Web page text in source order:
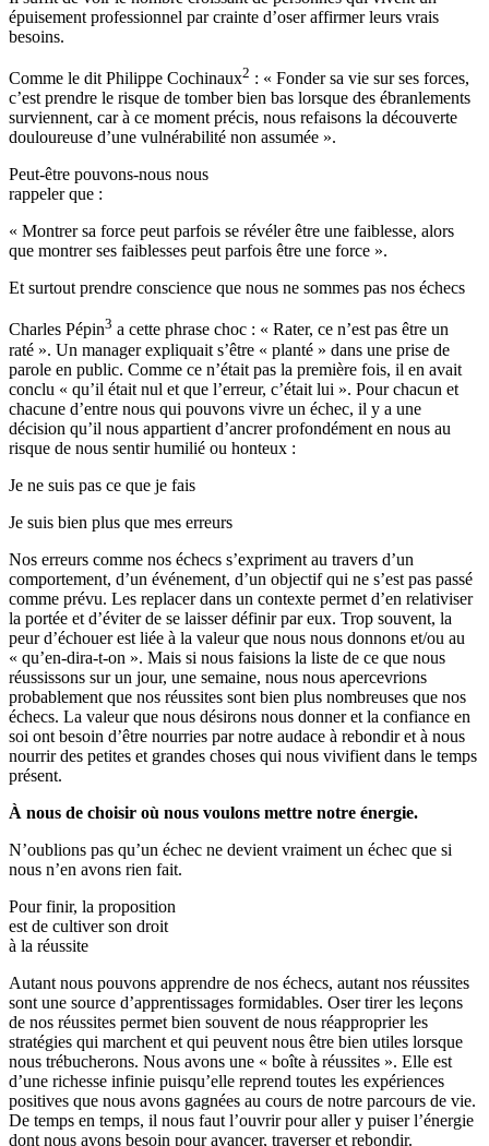
épuisement professionnel par crainte d’oser affirmer leurs vrais
besoins.
Comme le dit Philippe Cochinaux2 : « Fonder sa vie sur ses forces,
c’est prendre le risque de tomber bien bas lorsque des ébranlements
surviennent, car à ce moment précis, nous refaisons la découverte
douloureuse d’une vulnérabilité non assumée ».
Peut-être pouvons-nous nous
rappeler que :
« Montrer sa force peut parfois se révéler être une faiblesse, alors
que montrer ses faiblesses peut parfois être une force ».
Et surtout prendre conscience que nous ne sommes pas nos échecs
Charles Pépin3 a cette phrase choc : « Rater, ce n’est pas être un
raté ». Un manager expliquait s’être « planté » dans une prise de
parole en public. Comme ce n’était pas la première fois, il en avait
conclu « qu’il était nul et que l’erreur, c’était lui ». Pour chacun et
chacune d’entre nous qui pouvons vivre un échec, il y a une
décision qu’il nous appartient d’ancrer profondément en nous au
risque de nous sentir humilié ou honteux :
Je ne suis pas ce que je fais
Je suis bien plus que mes erreurs
Nos erreurs comme nos échecs s’expriment au travers d’un
comportement, d’un événement, d’un objectif qui ne s’est pas passé
comme prévu. Les replacer dans un contexte permet d’en relativiser
la portée et d’éviter de se laisser définir par eux. Trop souvent, la
peur d’échouer est liée à la valeur que nous nous donnons et/ou au
« qu’en-dira-t-on ». Mais si nous faisions la liste de ce que nous
réussissons sur un jour, une semaine, nous nous apercevrions
probablement que nos réussites sont bien plus nombreuses que nos
échecs. La valeur que nous désirons nous donner et la confiance en
soi ont besoin d’être nourries par notre audace à rebondir et à nous
nourrir des petites et grandes choses qui nous vivifient dans le temps
présent.
À nous de choisir où nous voulons mettre notre énergie.
N’oublions pas qu’un échec ne devient vraiment un échec que si
nous n’en avons rien fait.
Pour finir, la proposition
est de cultiver son droit
à la réussite
Autant nous pouvons apprendre de nos échecs, autant nos réussites
sont une source d’apprentissages formidables. Oser tirer les leçons
de nos réussites permet bien souvent de nous réapproprier les
stratégies qui marchent et qui peuvent nous être bien utiles lorsque
nous trébucherons. Nous avons une « boîte à réussites ». Elle est
d’une richesse infinie puisqu’elle reprend toutes les expériences
positives que nous avons gagnées au cours de notre parcours de vie.
De temps en temps, il nous faut l’ouvrir pour aller y puiser l’énergie
dont nous avons besoin pour avancer, traverser et rebondir.